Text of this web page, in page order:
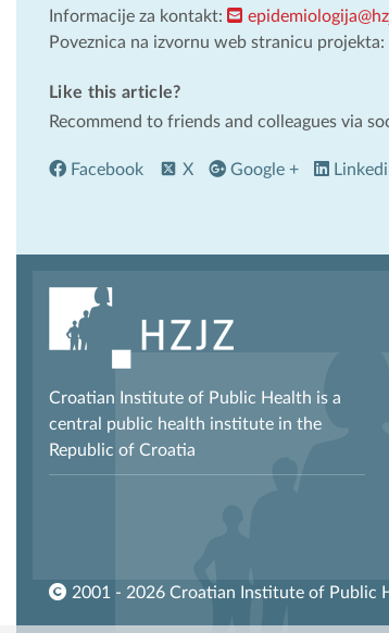
Informacije za kontakt:
Poveznica na izvornu web stranicu projekta:
Like this article?
Recommend to friends and colleagues via
Facebook X Google +
Croatian Institute of Public Health is a
central public health institute in the
Republic of Croatia
2001 - 2026 Croatian Institute of Public